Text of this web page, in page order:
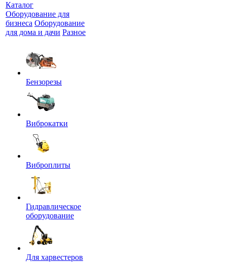
Каталог
Оборудование для
бизнеса Оборудование
для дома и дачи Разное
Бензорезы
Виброкатки
Виброплиты
Гидравлическое
оборудование
Для харвестеров